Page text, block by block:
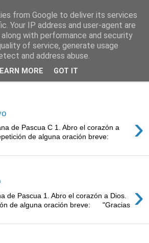
día
›
de Pascua C 1. Abro el corazón a
de alguna oración breve:
›
de Pascua 1. Abro el corazón a Dios.
de alguna oración breve: "Gracias
from Google to deliver its services
Your IP address and user-agent are
with performance and security
of service, generate usage
and address abuse.
MORE GOT IT